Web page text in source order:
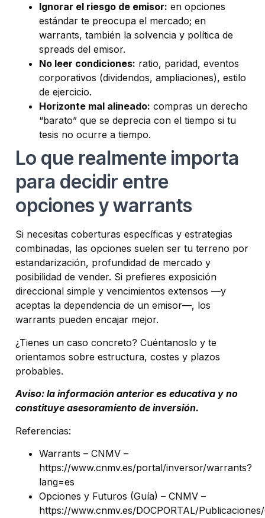
Ignorar el riesgo de emisor: en opciones
estándar te preocupa el mercado; en
warrants, también la solvencia y política de
spreads del emisor.
No leer condiciones: ratio, paridad, eventos
corporativos (dividendos, ampliaciones), estilo
de ejercicio.
Horizonte mal alineado: compras un derecho
“barato” que se deprecia con el tiempo si tu
tesis no ocurre a tiempo.
Lo que realmente importa
para decidir entre
opciones y warrants
Si necesitas coberturas específicas y estrategias
combinadas, las opciones suelen ser tu terreno por
estandarización, profundidad de mercado y
posibilidad de vender. Si prefieres exposición
direccional simple y vencimientos extensos —y
aceptas la dependencia de un emisor—, los
warrants pueden encajar mejor.
¿Tienes un caso concreto? Cuéntanoslo y te
orientamos sobre estructura, costes y plazos
probables.
Aviso: la información anterior es educativa y no
constituye asesoramiento de inversión.
Referencias:
Warrants – CNMV –
https://www.cnmv.es/portal/inversor/warrants?
lang=es
Opciones y Futuros (Guía) – CNMV –
https://www.cnmv.es/DOCPORTAL/